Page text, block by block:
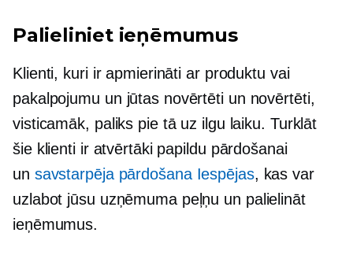
Palieliniet ieņēmumus
Klienti, kuri ir apmierināti ar produktu vai
pakalpojumu un jūtas novērtēti un novērtēti,
visticamāk, paliks pie tā uz ilgu laiku. Turklāt
šie klienti ir atvērtāki papildu pārdošanai
un savstarpēja pārdošanaIespējas, kas var
uzlabot jūsu uzņēmuma peļņu un palielināt
ieņēmumus.